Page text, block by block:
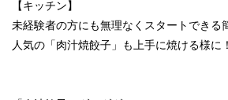
【キッチン】
未経験者の方にも無理なくスタートできる
人気の「肉汁焼餃子」も上手に焼ける様に！